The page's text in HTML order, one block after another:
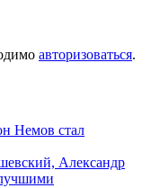
авторизоваться.
Немов стал
Александр